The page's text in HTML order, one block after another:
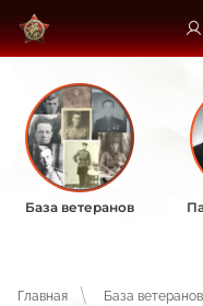
База ветеранов
Главная База ветеранов